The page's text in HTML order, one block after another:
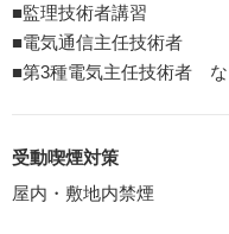
■監理技術者講習
■電気通信主任技術者
■第3種電気主任技術者
受動喫煙対策
屋内・敷地内禁煙